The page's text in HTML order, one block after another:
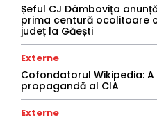
Șeful CJ Dâmbovița
prima centură ocolitoare
județ la Găești
Externe
Cofondatorul Wikipedia:
propagandă al CIA
Externe